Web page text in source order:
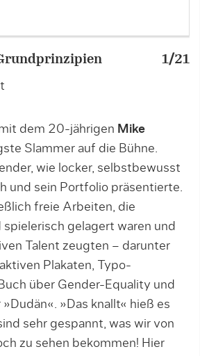
1/21
dem 20-jährigen Mike
Slammer auf die Bühne.
wie locker, selbstbewusst
und sein Portfolio präsentierte.
freie Arbeiten, die
gelagert waren und
Talent zeugten – darunter
Plakaten, Typo-
über Gender-Equality und
»Das knallt« hieß es
sehr gespannt, was wir von
zu sehen bekommen! Hier